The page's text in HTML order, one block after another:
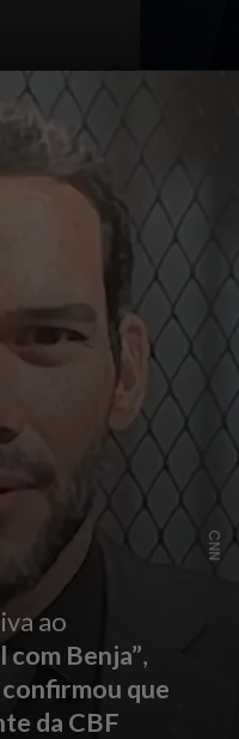
CNN
ao
com Benja”,
que
da CBF